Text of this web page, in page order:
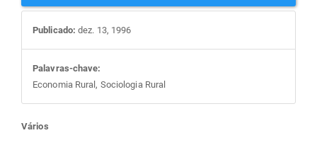
Publicado: dez. 13, 1996
Palavras-chave:
Economia Rural, Sociologia Rural
Conteúdo
Vários